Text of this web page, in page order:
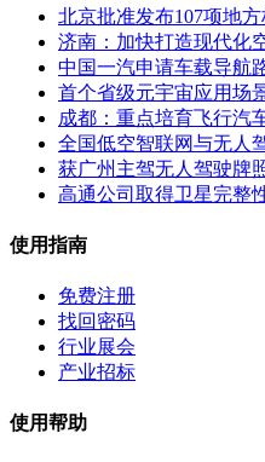
北京批准发布107项地
济南：加快打造现代化
中国一汽申请车载导航
首个省级元宇宙应用场
成都：重点培育飞行汽
全国低空智联网与无人
获广州主驾无人驾驶牌
高通公司取得卫星完整
使用指南
免费注册
找回密码
行业展会
产业招标
使用帮助